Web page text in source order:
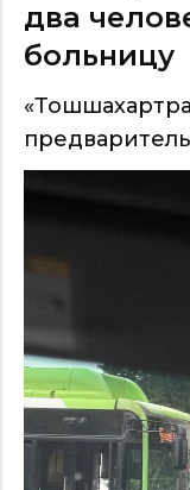
два
больницу